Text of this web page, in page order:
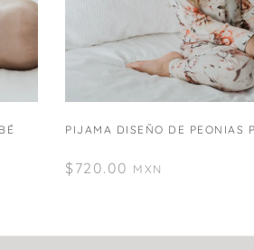
PIJAMA DISEÑO DE PEONIAS
$ 720.00 MXN